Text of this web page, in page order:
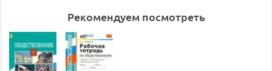
Рекомендуем посмотреть